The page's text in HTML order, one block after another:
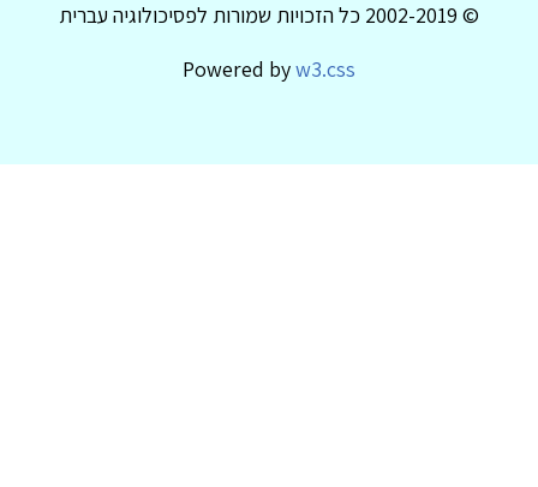
© 2002-2019 כל הזכויות שמורות לפסיכולוגיה עברית
Powered byw3.css